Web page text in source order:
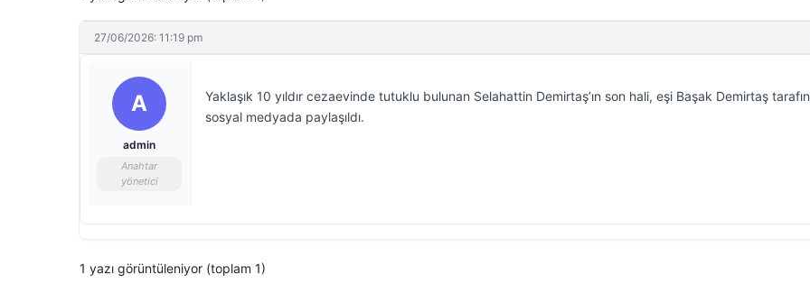
27/06/2026: 11:19 pm
A
admin
Anahtar
yönetici
Yaklaşık 10 yıldır cezaevinde tutuklu bulunan Selahattin Demirtaş’ın son hali, eşi Başak Demirtaş
sosyal medyada paylaşıldı.
1 yazı görüntüleniyor (toplam 1)